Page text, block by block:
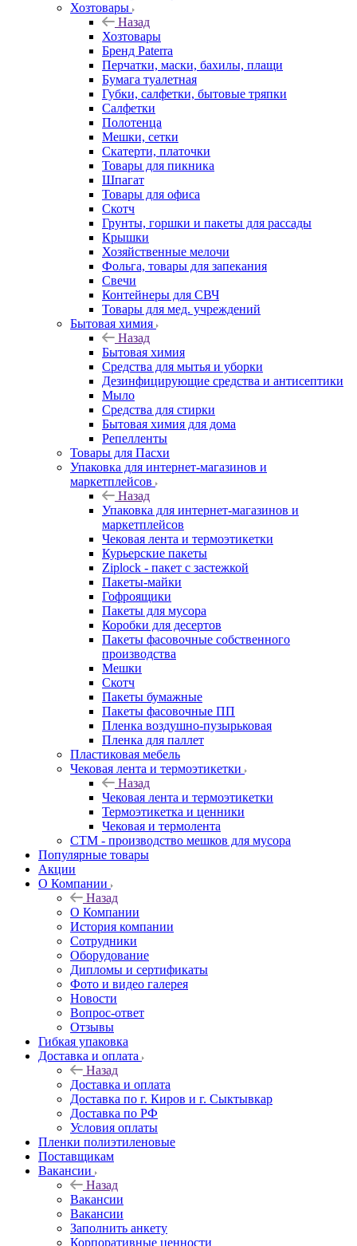
Хозтовары
Назад
Хозтовары
Бренд Paterra
Перчатки, маски, бахилы, плащи
Бумага туалетная
Губки, салфетки, бытовые тряпки
Салфетки
Полотенца
Мешки, сетки
Скатерти, платочки
Товары для пикника
Шпагат
Товары для офиса
Скотч
Грунты, горшки и пакеты для рассады
Крышки
Хозяйственные мелочи
Фольга, товары для запекания
Свечи
Контейнеры для СВЧ
Товары для мед. учреждений
Бытовая химия
Назад
Бытовая химия
Средства для мытья и уборки
Дезинфицирующие средства и антисептики
Мыло
Средства для стирки
Бытовая химия для дома
Репелленты
Товары для Пасхи
Упаковка для интернет-магазинов и
маркетплейсов
Назад
Упаковка для интернет-магазинов и
маркетплейсов
Чековая лента и термоэтикетки
Курьерские пакеты
Ziplock - пакет с застежкой
Пакеты-майки
Гофроящики
Пакеты для мусора
Коробки для десертов
Пакеты фасовочные собственного
производства
Мешки
Скотч
Пакеты бумажные
Пакеты фасовочные ПП
Пленка воздушно-пузырьковая
Пленка для паллет
Пластиковая мебель
Чековая лента и термоэтикетки
Назад
Чековая лента и термоэтикетки
Термоэтикетка и ценники
Чековая и термолента
СТМ - производство мешков для мусора
Популярные товары
Акции
О Компании
Назад
О Компании
История компании
Сотрудники
Оборудование
Дипломы и сертификаты
Фото и видео галерея
Новости
Вопрос-ответ
Отзывы
Гибкая упаковка
Доставка и оплата
Назад
Доставка и оплата
Доставка по г. Киров и г. Сыктывкар
Доставка по РФ
Условия оплаты
Пленки полиэтиленовые
Поставщикам
Вакансии
Назад
Вакансии
Вакансии
Заполнить анкету
Корпоративные ценности